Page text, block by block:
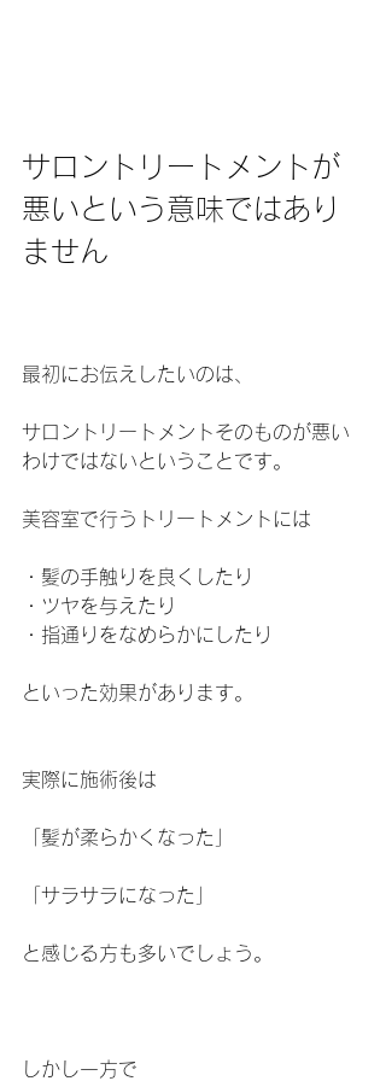
サロントリートメントが
悪いという意味ではあり
ません
最初にお伝えしたいのは、
サロントリートメントそのものが悪い
わけではないということです。
美容室で行うトリートメントには
・髪の手触りを良くしたり
・ツヤを与えたり
・指通りをなめらかにしたり
といった効果があります。
実際に施術後は
「髪が柔らかくなった」
「サラサラになった」
と感じる方も多いでしょう。
しかし一方で